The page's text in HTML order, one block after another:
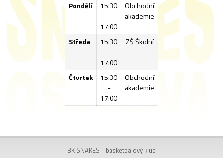
Pondělí
15:30
-
17:00
Obchodní
akademie
Středa
15:30
-
17:00
ZŠ Školní
Čtvrtek
15:30
-
17:00
Obchodní
akademie
BK SNAKES - basketbalový klub